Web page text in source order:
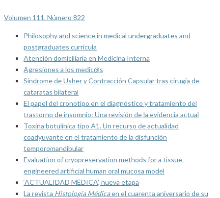
Volumen 111. Número 822
Philosophy and science in medical undergraduates and
postgraduates curricula
Atención domiciliaria en Medicina Interna
Agresiones a los medic@s
Síndrome de Usher y Contracción Capsular tras cirugía de
cataratas bilateral
El papel del cronotipo en el diagnóstico y tratamiento del
trastorno de insomnio: Una revisión de la evidencia actual
Toxina botulínica tipo A1. Un recurso de actualidad
coadyuvante en el tratamiento de la disfunción
temporomandibular
Evaluation of cryopreservation methods for a tissue-
engineered artificial human oral mucosa model
‘ACTUALIDAD MÉDICA’, nueva etapa
La revista Histología Médicaen el cuarenta aniversario de su